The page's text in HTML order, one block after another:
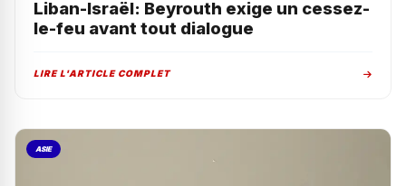
Liban-Israël: Beyrouth exige un cessez-
le-feu avant tout dialogue
LIRE L'ARTICLE COMPLET
ASIE